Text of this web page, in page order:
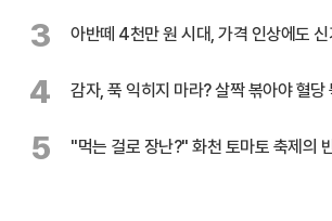
3 아반떼 4천만 원 시대, 가격 인상에도 신
4 감자, 푹 익히지 마라? 살짝 볶아야 혈당
5 "먹는 걸로 장난?" 화천 토마토 축제의